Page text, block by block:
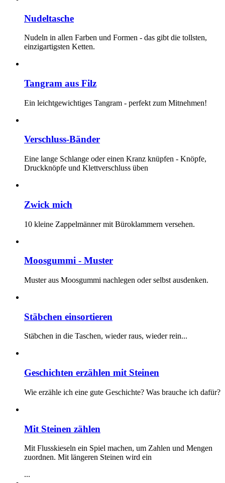
Nudeltasche
Nudeln in allen Farben und Formen - das gibt die tollsten,
einzigartigsten Ketten.
Tangram aus Filz
Ein leichtgewichtiges Tangram - perfekt zum Mitnehmen!
Verschluss-Bänder
Eine lange Schlange oder einen Kranz knüpfen - Knöpfe,
Druckknöpfe und Klettverschluss üben
Zwick mich
10 kleine Zappelmänner mit Büroklammern versehen.
Moosgummi - Muster
Muster aus Moosgummi nachlegen oder selbst ausdenken.
Stäbchen einsortieren
Stäbchen in die Taschen, wieder raus, wieder rein...
Geschichten erzählen mit Steinen
Wie erzähle ich eine gute Geschichte? Was brauche ich dafür?
Mit Steinen zählen
Mit Flusskieseln ein Spiel machen, um Zahlen und Mengen
zuordnen. Mit längeren Steinen wird ein
...